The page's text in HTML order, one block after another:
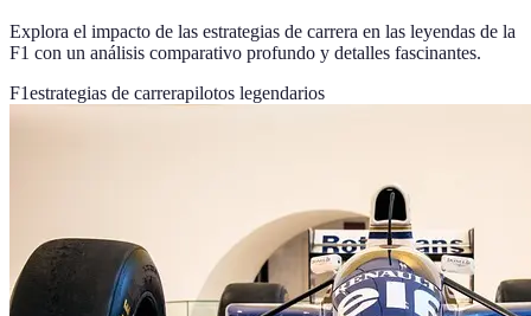
Explora el impacto de las estrategias de carrera en las leyendas de la
F1 con un análisis comparativo profundo y detalles fascinantes.
F1estrategias de carrerapilotos legendarios